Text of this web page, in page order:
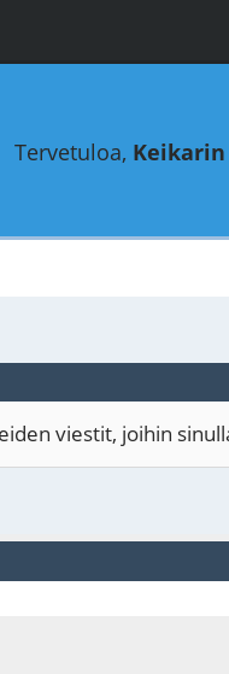
Tervetuloa,
viestit, joihin